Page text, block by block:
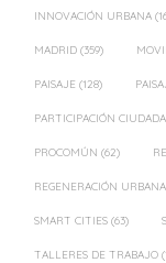
INNOVACIÓN URBANA
MADRID (359)
PAISAJE (128)
PARTICIPACIÓN
PROCOMÚN (62)
REGENERACIÓN URBANA
SMART CITIES (63)
TALLERES DE TRABAJO